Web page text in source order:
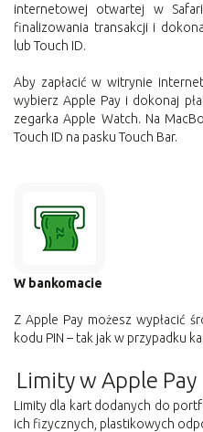
internetowej otwartej w
finalizowania transakcji i
lub Touch ID.
Aby zapłacić w witrynie
wybierz Apple Pay i dokonaj
zegarka Apple Watch. Na
Touch ID na pasku Touch Bar.
W bankomacie
Z Apple Pay możesz wypłacić
kodu PIN – tak jak w przypadku
Limity w Apple Pay
Limity dla kart dodanych do
ich fizycznych, plastikowych